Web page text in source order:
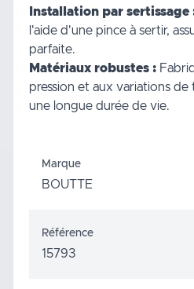
Installation par sertissage
l'aide d'une pince à sertir,
parfaite.
Matériaux robustes :
pression et aux variations de
une longue durée de vie.
Marque
BOUTTE
Référence
15793